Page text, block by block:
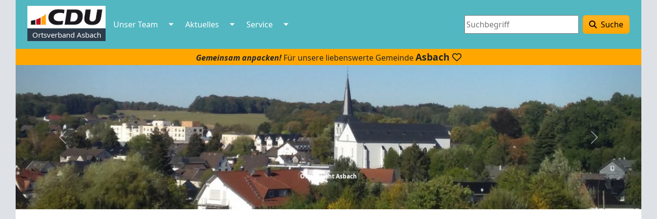
Ortsverband Asbach
Unser Team Aktuelles Service Suche
Gemeinsam anpacken!Für unsere liebenswerte GemeindeAsbach
Ortsansicht Asbach